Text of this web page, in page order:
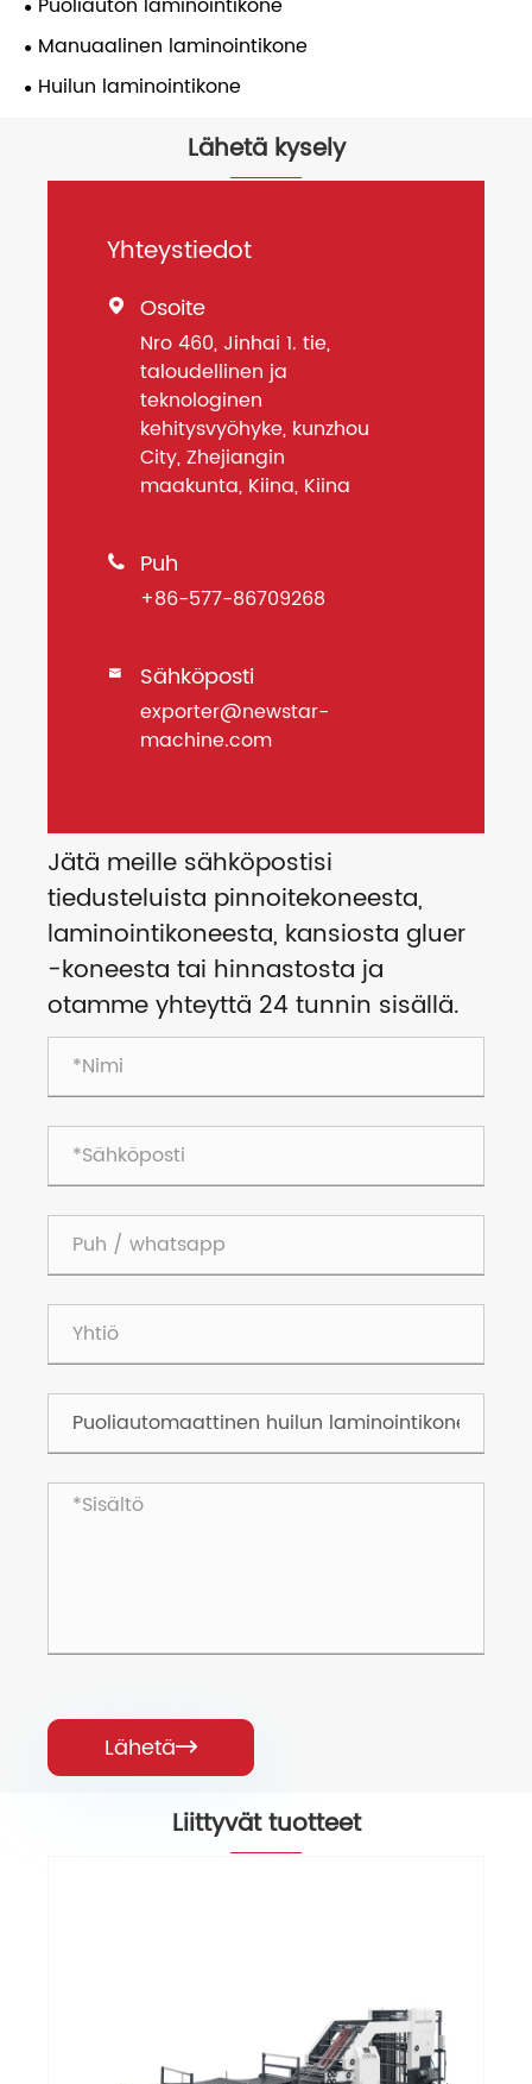
Puoliauton laminointikone
Manuaalinen laminointikone
Huilun laminointikone
Lähetä kysely
Yhteystiedot
 Osoite
Nro 460, Jinhai 1. tie,
taloudellinen ja
teknologinen
kehitysvyöhyke, kunzhou
City, Zhejiangin
maakunta, Kiina, Kiina
 Puh
+86-577-86709268
 Sähköposti
exporter@newstar-
machine.com
Jätä meille sähköpostisi
tiedusteluista pinnoitekoneesta,
laminointikoneesta, kansiosta gluer
-koneesta tai hinnastosta ja
otamme yhteyttä 24 tunnin sisällä.
Lähetä
Liittyvät tuotteet